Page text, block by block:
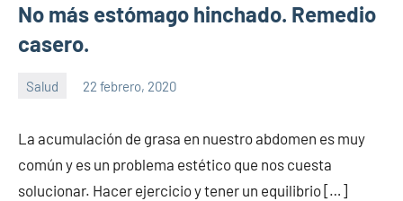
No más estómago hinchado. Remedio
casero.
Salud 22 febrero, 2020
la
salud
comentarios
La acumulación de grasa en nuestro abdomen es muy
común y es un problema estético que nos cuesta
solucionar. Hacer ejercicio y tener un equilibrio […]